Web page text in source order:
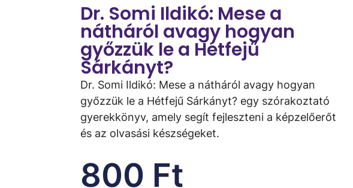
Dr. Somi Ildikó: Mese a
nátháról avagy hogyan
győzzük le a Hétfejű
Sárkányt?
Dr. Somi Ildikó: Mese a nátháról avagy hogyan
győzzük le a Hétfejű Sárkányt? egy szórakoztató
gyerekkönyv, amely segít fejleszteni a képzelőerőt
és az olvasási készségeket.
800 Ft